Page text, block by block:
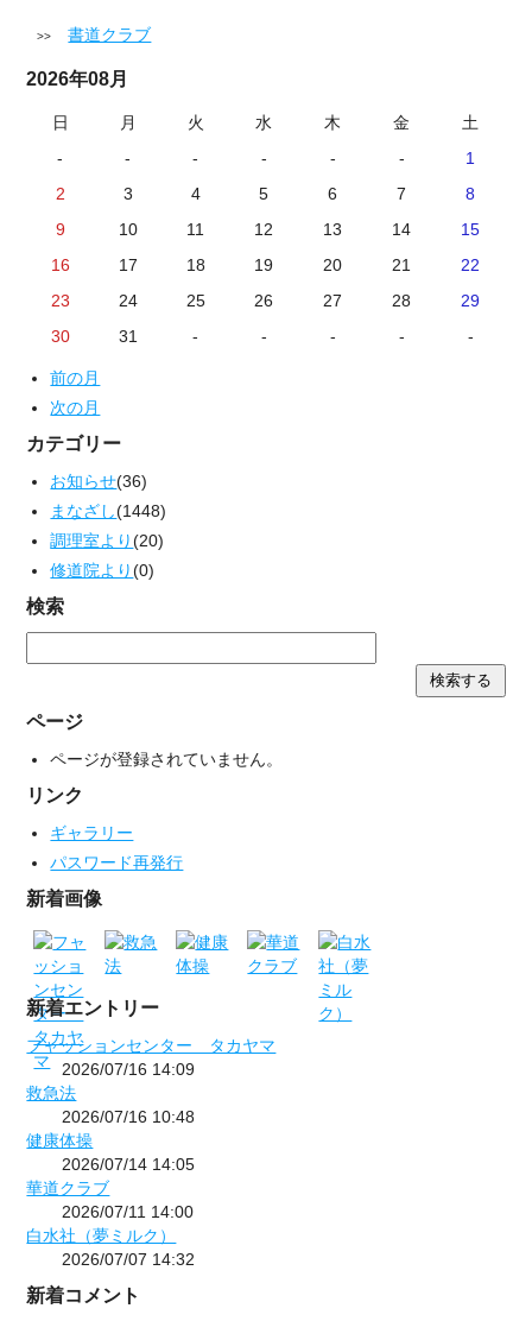
書道クラブ
2026年08月
日 月 火 水 木 金
土
-
- - - - -
1
2
3 4 5 6 7
8
9
10 11 12 13 14
15
16
17 18 19 20 21
22
23
24 25 26 27 28
29
30
31 - - - - -
前の月
次の月
カテゴリー
お知らせ(36)
まなざし(1448)
調理室より(20)
修道院より(0)
検索
ページ
ページが登録されていません。
リンク
ギャラリー
パスワード再発行
新着画像
新着エントリー
フャッションセンター タカヤマ
2026/07/16 14:09
救急法
2026/07/16 10:48
健康体操
2026/07/14 14:05
華道クラブ
2026/07/11 14:00
白水社（夢ミルク）
2026/07/07 14:32
新着コメント